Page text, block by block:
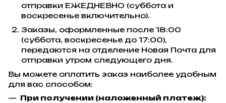
отправки ЕЖЕДНЕВНО (суббота и
воскресенье включительно).
Заказы, оформленные после 18:00
(суббота, воскресенье до 17:00),
передаются на отделение Новая Почта для
отправки утром следующего дня.
Вы можете оплатить заказ наиболее удобным
для вас способом:
При получении (наложенный платеж):